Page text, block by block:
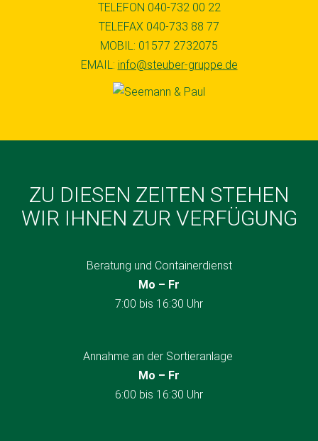
TELEFON 040-732 00 22
TELEFAX 040-733 88 77
MOBIL: 01577 2732075
EMAIL: info@steuber-gruppe.de
ZU DIESEN ZEITEN STEHEN
WIR IHNEN ZUR VERFÜGUNG
Beratung und Containerdienst
Mo – Fr
7:00 bis 16:30 Uhr
Annahme an der Sortieranlage
Mo – Fr
6:00 bis 16:30 Uhr